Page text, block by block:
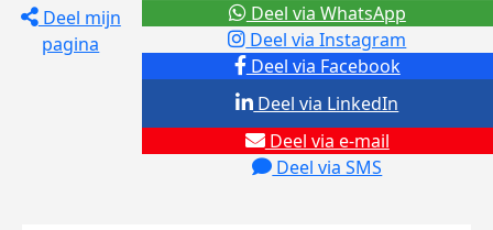
Deel mijn
pagina
Deel via Facebook
Deel via Instagram
Deel via e-mail
Deel via SMS
Deel via LinkedIn
Deel via WhatsApp